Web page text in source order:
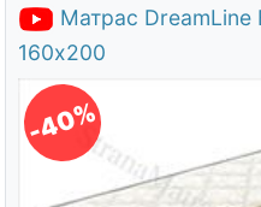
Матрас DreamLine
160х200
-40%